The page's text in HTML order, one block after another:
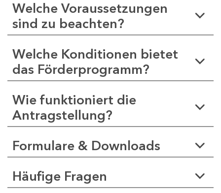
Welche Voraussetzungen
sind zu beachten?
Welche Konditionen bietet
das Förderprogramm?
Wie funktioniert die
Antragstellung?
Formulare & Downloads
Häufige Fragen